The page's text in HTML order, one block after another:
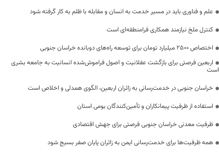
علم و فناوری باید در مسیر خدمت به انسان و مقابله با ظلم به کار گرفته شود
کنترل ملخ نیازمند همکاری فرامنطقه‌ای است
اختصاص 2500 میلیارد تومان برای توسعه راه‌های دوبانده خراسان جنوبی
اربعین فرصتی برای بازگشت عقلانیت و اصول فراموش‌شده انسانیت به جامعه بشری
است
خراسان جنوبی در خدمت‌رسانی به زائران اربعین، الگوی همدلی و اخلاص است
استفاده از ظرفیت پیمانکاران و تأمین‌کنندگان بومی استان
ظرفیت معدنی خراسان جنوبی فرصتی برای جهش اقتصادی
همه ظرفیت‌ها برای خدمت‌رسانی ایمن به زائران پایان صفر بسیج شود